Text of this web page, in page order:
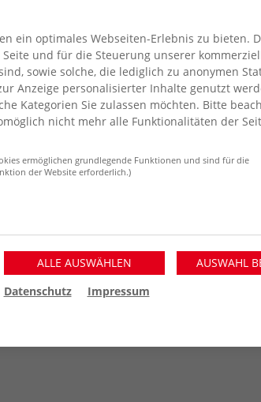
62 – Dezember 2017
Ausgabe sind unter anderem:
kaufen und Menschen
und das Marmeladenglas / Ehrenamt
Projekt: Chancengleichheit – auch
war ein Erfolg / Nachrichten
/ Termine aus den AWO Ortsvereinen /
PDF herunterladen
ein optimales Webseiten-Erlebnis zu bieten.
und für die Steuerung unserer
sowie solche, die lediglich zu anonymen
Anzeige personalisierter Inhalte genutzt
Kategorien Sie zulassen möchten. Bitte
nicht mehr alle Funktionalitäten der
ermöglichen grundlegende Funktionen und sind für die
der Website erforderlich.)
ALLE AUSWÄHLEN
AUSWAHL
Datenschutz
Impressum